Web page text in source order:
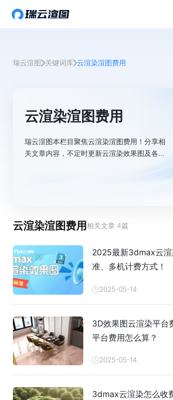
瑞云渲图 关键词库 云渲染渲图费用
云渲染渲图费用
瑞云渲图本栏目聚焦云渲染渲图费用！分享相
关文章内容，不定时更新云渲染效果图及各类
云渲染渲图费用相关文章 4篇
2025最新3dmax云
准、多机计费方式！
2025-05-14
3D效果图云渲染平台
平台费用怎么算？
2025-05-14
3dmax云渲染怎么收